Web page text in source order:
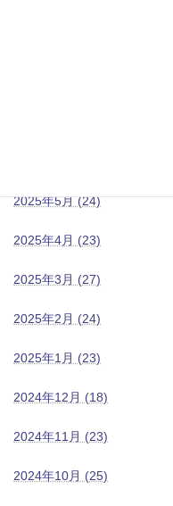
2025年5月 (24)
2025年4月 (23)
2025年3月 (27)
2025年2月 (24)
2025年1月 (23)
2024年12月 (18)
2024年11月 (23)
2024年10月 (25)